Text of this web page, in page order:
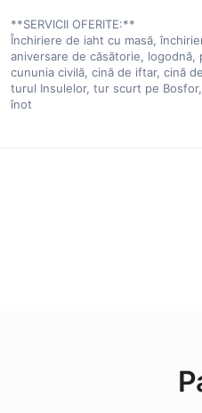
**SERVICII OFERITE:**
Închiriere de iaht cu masă,
aniversare de căsătorie,
cununia civilă, cină de iftar, cină
turul Insulelor, tur scurt pe
înot